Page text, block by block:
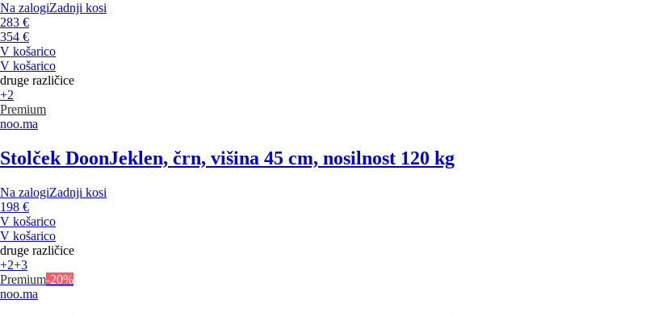
Na zalogiZadnji kosi
283 €
354 €
V košarico
V košarico
druge različice
+2
Premium
noo.ma
Stolček DoonJeklen, črn, višina 45 cm, nosilnost 120 kg
Na zalogiZadnji kosi
198 €
V košarico
V košarico
druge različice
+2+3
Premium-20%
noo.ma